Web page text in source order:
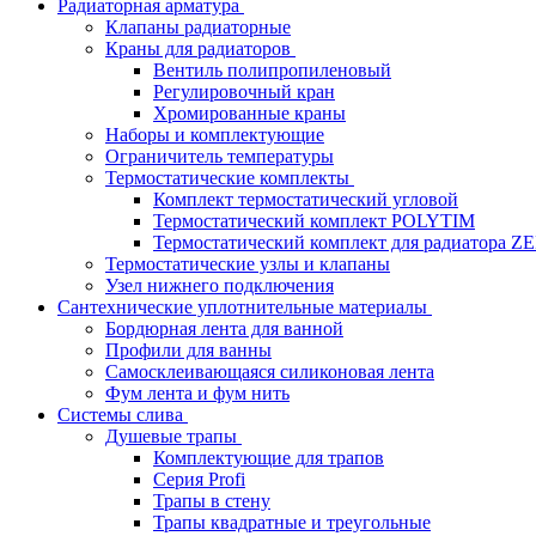
Радиаторная арматура
Клапаны радиаторные
Краны для радиаторов
Вентиль полипропиленовый
Регулировочный кран
Хромированные краны
Наборы и комплектующие
Ограничитель температуры
Термостатические комплекты
Комплект термостатический угловой
Термостатический комплект POLYTIM
Термостатический комплект для радиатора
Термостатические узлы и клапаны
Узел нижнего подключения
Сантехнические уплотнительные материалы
Бордюрная лента для ванной
Профили для ванны
Самосклеивающаяся силиконовая лента
Фум лента и фум нить
Системы слива
Душевые трапы
Комплектующие для трапов
Серия Profi
Трапы в стену
Трапы квадратные и треугольные